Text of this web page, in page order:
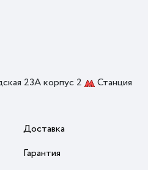
23А корпус 2
Станция
Доставка
Гарантия